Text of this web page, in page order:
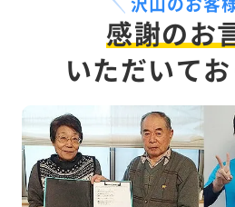
感謝のお
いただいてお